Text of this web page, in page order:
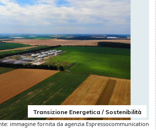
Transizione Energetica / Sostenibilità
immagine fornita da agenzia Espressocommunication